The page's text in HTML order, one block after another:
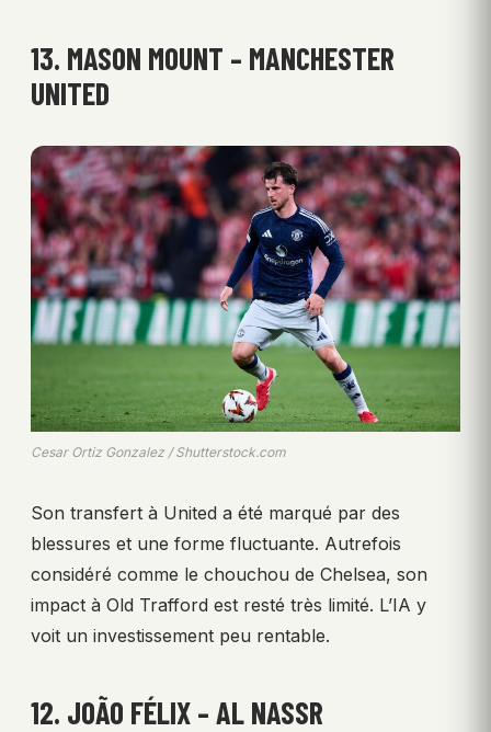
13. MASON MOUNT – MANCHESTER
UNITED
Cesar Ortiz Gonzalez / Shutterstock.com
Son transfert à United a été marqué par des
blessures et une forme fluctuante. Autrefois
considéré comme le chouchou de Chelsea, son
impact à Old Trafford est resté très limité. L’IA y
voit un investissement peu rentable.
12. JOÃO FÉLIX – AL NASSR